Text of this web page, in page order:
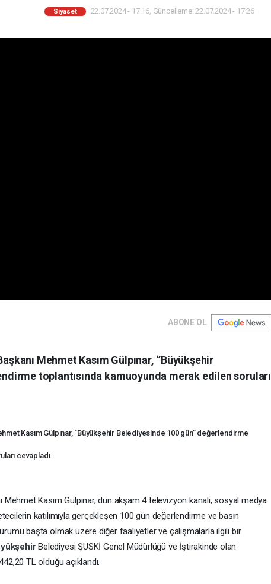
Siyaset 22.07.2024 - 17:16, Güncelleme: 22.07.2024 - 17:26
ABONE OL
Mehmet Kasım Gülpınar, ‘’Büyükşehir
toplantısında kamuoyunda merak edilen soruları
Kasım Gülpınar, ‘’Büyükşehir Belediyesinde 100 gün’’ değerlendirme
cevapladı.
Mehmet Kasım Gülpınar, dün akşam 4 televizyon kanalı, sosyal medya
katılımıyla gerçekleşen 100 gün değerlendirme ve basın
başta olmak üzere diğer faaliyetler ve çalışmalarla ilgili bir
Belediyesi ŞUSKİ Genel Müdürlüğü ve İştirakinde olan
TL olduğu açıklandı.